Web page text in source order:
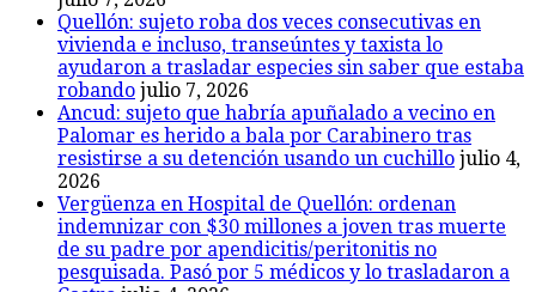
Quellón: sujeto roba dos veces consecutivas en
vivienda e incluso, transeúntes y taxista lo
ayudaron a trasladar especies sin saber que estaba
robando julio 7, 2026
Ancud: sujeto que habría apuñalado a vecino en
Palomar es herido a bala por Carabinero tras
resistirse a su detención usando un cuchillo julio 4,
2026
Vergüenza en Hospital de Quellón: ordenan
indemnizar con $30 millones a joven tras muerte
de su padre por apendicitis/peritonitis no
pesquisada. Pasó por 5 médicos y lo trasladaron a